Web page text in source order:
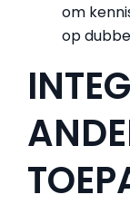
om
op